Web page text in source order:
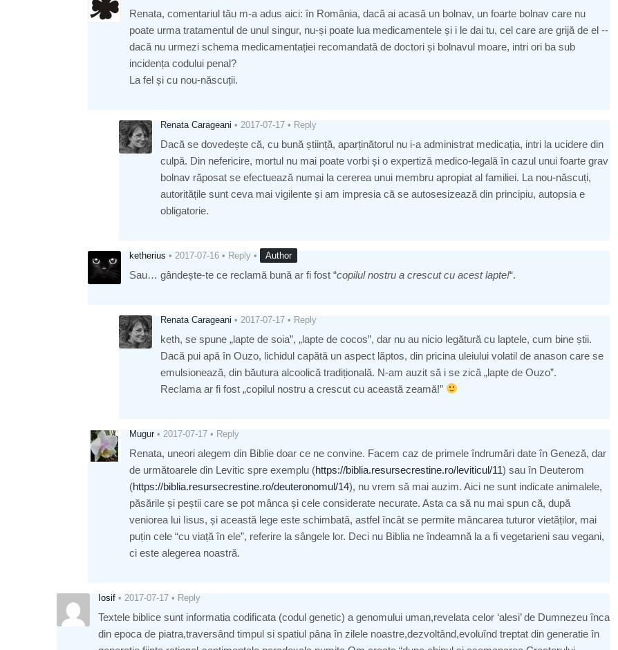
Renata, comentariul tău m-a adus aici: în România, dacă ai acasă un bolnav, un foarte bolnav care nu
poate urma tratamentul de unul singur, nu-și poate lua medicamentele și i le dai tu, cel care are grijă de el --
dacă nu urmezi schema medicamentației recomandată de doctori și bolnavul moare, intri ori ba sub
incidența codului penal?
La fel și cu nou-născuții.
Renata Carageani • 2017-07-17 • Reply
Dacă se dovedește că, cu bună știință, aparținătorul nu i-a administrat medicația, intri la ucidere din
culpă. Din nefericire, mortul nu mai poate vorbi și o expertiză medico-legală în cazul unui foarte grav
bolnav răposat se efectuează numai la cererea unui membru apropiat al familiei. La nou-născuți,
autoritățile sunt ceva mai vigilente și am impresia că se autosesizează din principiu, autopsia e
obligatorie.
ketherius • 2017-07-16 • Reply • Author
Sau… gândește-te ce reclamă bună ar fi fost “copilul nostru a crescut cu acest lapte!“.
Renata Carageani • 2017-07-17 • Reply
keth, se spune „lapte de soia”, „lapte de cocos”, dar nu au nicio legătură cu laptele, cum bine știi.
Dacă pui apă în Ouzo, lichidul capătă un aspect lăptos, din pricina uleiului volatil de anason care se
emulsionează, din băutura alcoolică tradițională. N-am auzit să i se zică „lapte de Ouzo”.
Reclama ar fi fost „copilul nostru a crescut cu această zeamă!”
Mugur • 2017-07-17 • Reply
Renata, uneori alegem din Biblie doar ce ne convine. Facem caz de primele îndrumări date în Geneză, dar
de următoarele din Levitic spre exemplu (https://biblia.resursecrestine.ro/leviticul/11) sau în Deuterom
(https://biblia.resursecrestine.ro/deuteronomul/14), nu vrem să mai auzim. Aici ne sunt indicate animalele,
păsările și peștii care se pot mânca și cele considerate necurate. Asta ca să nu mai spun că, după
veniorea lui Iisus, și această lege este schimbată, astfel încât se permite mâncarea tuturor vietăților, mai
puțin cele “cu viață în ele”, referire la sângele lor. Deci nu Biblia ne îndeamnă la a fi vegetarieni sau vegani,
ci este alegerea noastră.
Iosif • 2017-07-17 • Reply
Textele biblice sunt informatia codificata (codul genetic) a genomului uman,revelata celor ‘alesi’ de Dumnezeu înca
din epoca de piatra,traversând timpul si spatiul pâna în zilele noastre,dezvoltând,evoluînd treptat din generatie în